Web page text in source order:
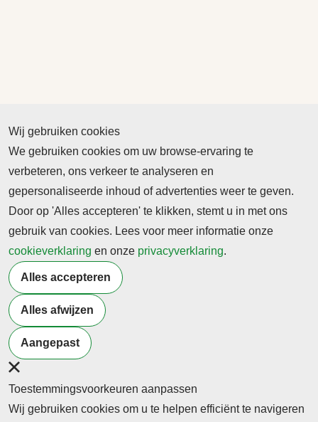
Wij gebruiken cookies
We gebruiken cookies om uw browse-ervaring te
verbeteren, ons verkeer te analyseren en
gepersonaliseerde inhoud of advertenties weer te geven.
Door op 'Alles accepteren' te klikken, stemt u in met ons
gebruik van cookies. Lees voor meer informatie onze
cookieverklaring en onze privacyverklaring.
Alles accepteren
Alles afwijzen
Aangepast
Toestemmingsvoorkeuren aanpassen
Wij gebruiken cookies om u te helpen efficiënt te navigeren